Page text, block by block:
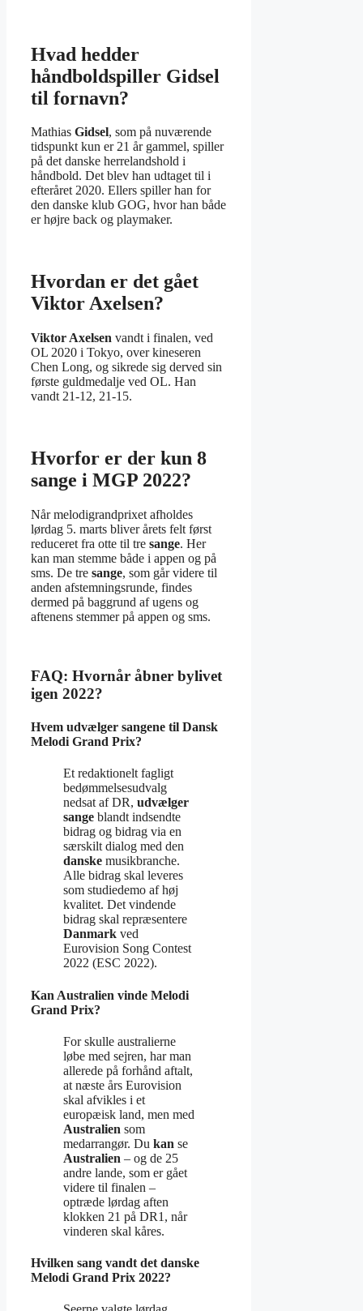
Hvad hedder
håndboldspiller Gidsel
til fornavn?
Mathias Gidsel, som på nuværende
tidspunkt kun er 21 år gammel, spiller
på det danske herrelandshold i
håndbold. Det blev han udtaget til i
efteråret 2020. Ellers spiller han for
den danske klub GOG, hvor han både
er højre back og playmaker.
Hvordan er det gået
Viktor Axelsen?
Viktor Axelsen vandt i finalen, ved
OL 2020 i Tokyo, over kineseren
Chen Long, og sikrede sig derved sin
første guldmedalje ved OL. Han
vandt 21-12, 21-15.
Hvorfor er der kun 8
sange i MGP 2022?
Når melodigrandprixet afholdes
lørdag 5. marts bliver årets felt først
reduceret fra otte til tre sange. Her
kan man stemme både i appen og på
sms. De tre sange, som går videre til
anden afstemningsrunde, findes
dermed på baggrund af ugens og
aftenens stemmer på appen og sms.
FAQ: Hvornår åbner bylivet
igen 2022?
Hvem udvælger sangene til Dansk
Melodi Grand Prix?
Et redaktionelt fagligt
bedømmelsesudvalg
nedsat af DR, udvælger
sange blandt indsendte
bidrag og bidrag via en
særskilt dialog med den
danske musikbranche.
Alle bidrag skal leveres
som studiedemo af høj
kvalitet. Det vindende
bidrag skal repræsentere
Danmark ved
Eurovision Song Contest
2022 (ESC 2022).
Kan Australien vinde Melodi
Grand Prix?
For skulle australierne
løbe med sejren, har man
allerede på forhånd aftalt,
at næste års Eurovision
skal afvikles i et
europæisk land, men med
Australien som
medarrangør. Du kan se
Australien – og de 25
andre lande, som er gået
videre til finalen –
optræde lørdag aften
klokken 21 på DR1, når
vinderen skal kåres.
Hvilken sang vandt det danske
Melodi Grand Prix 2022?